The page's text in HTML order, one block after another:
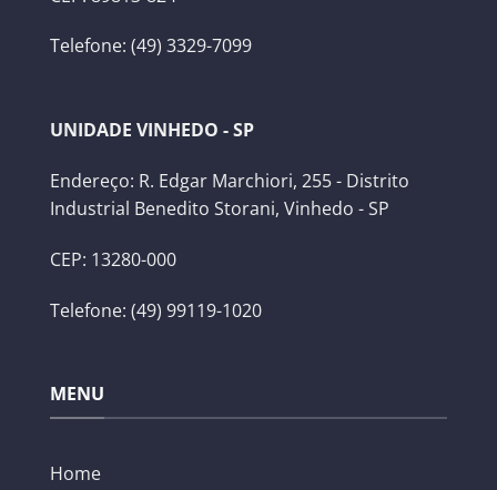
Telefone: (49) 3329-7099
UNIDADE VINHEDO - SP
Endereço: R. Edgar Marchiori, 255 - Distrito
Industrial Benedito Storani, Vinhedo - SP
CEP: 13280-000
Telefone: (49) 99119-1020
MENU
Home